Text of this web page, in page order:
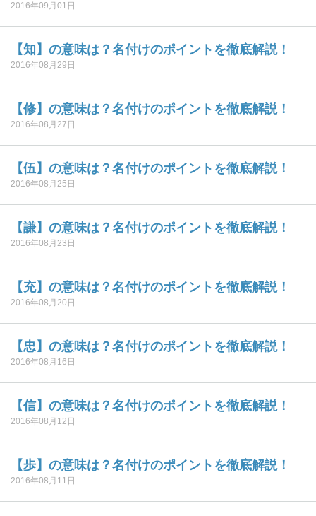
2016年09月01日
【知】の意味は？名付けのポイントを徹底解説！
2016年08月29日
【修】の意味は？名付けのポイントを徹底解説！
2016年08月27日
【伍】の意味は？名付けのポイントを徹底解説！
2016年08月25日
【謙】の意味は？名付けのポイントを徹底解説！
2016年08月23日
【充】の意味は？名付けのポイントを徹底解説！
2016年08月20日
【忠】の意味は？名付けのポイントを徹底解説！
2016年08月16日
【信】の意味は？名付けのポイントを徹底解説！
2016年08月12日
【歩】の意味は？名付けのポイントを徹底解説！
2016年08月11日